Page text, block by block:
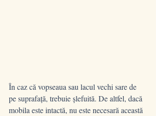
În caz că vopseaua sau lacul vechi sare de
pe suprafață, trebuie șlefuită. De altfel, dacă
mobila este intactă, nu este necesară această